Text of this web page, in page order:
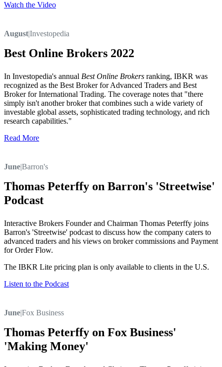
Watch the Video
August|Investopedia
Best Online Brokers 2022
In Investopedia's annual Best Online Brokers ranking, IBKR was
recognized as the Best Broker for Advanced Traders and Best
Broker for International Trading. The coverage notes that "there
simply isn't another broker that combines such a wide variety of
investable global assets, sophisticated trading technology, and rich
research capabilities."
Read More
June|Barron's
Thomas Peterffy on Barron's 'Streetwise'
Podcast
Interactive Brokers Founder and Chairman Thomas Peterffy joins
Barron's 'Streetwise' podcast to discuss how the company caters to
advanced traders and his views on broker commissions and Payment
for Order Flow.
The IBKR Lite pricing plan is only available to clients in the U.S.
Listen to the Podcast
June|Fox Business
Thomas Peterffy on Fox Business'
'Making Money'